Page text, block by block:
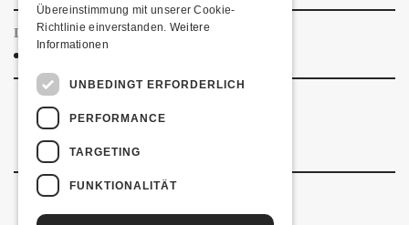
LINKS & PARTNER
Übereinstimmung mit unserer Cookie-
Richtlinie einverstanden. Weitere
Informationen
UNBEDINGT ERFORDERLICH
PERFORMANCE
TARGETING
FUNKTIONALITÄT